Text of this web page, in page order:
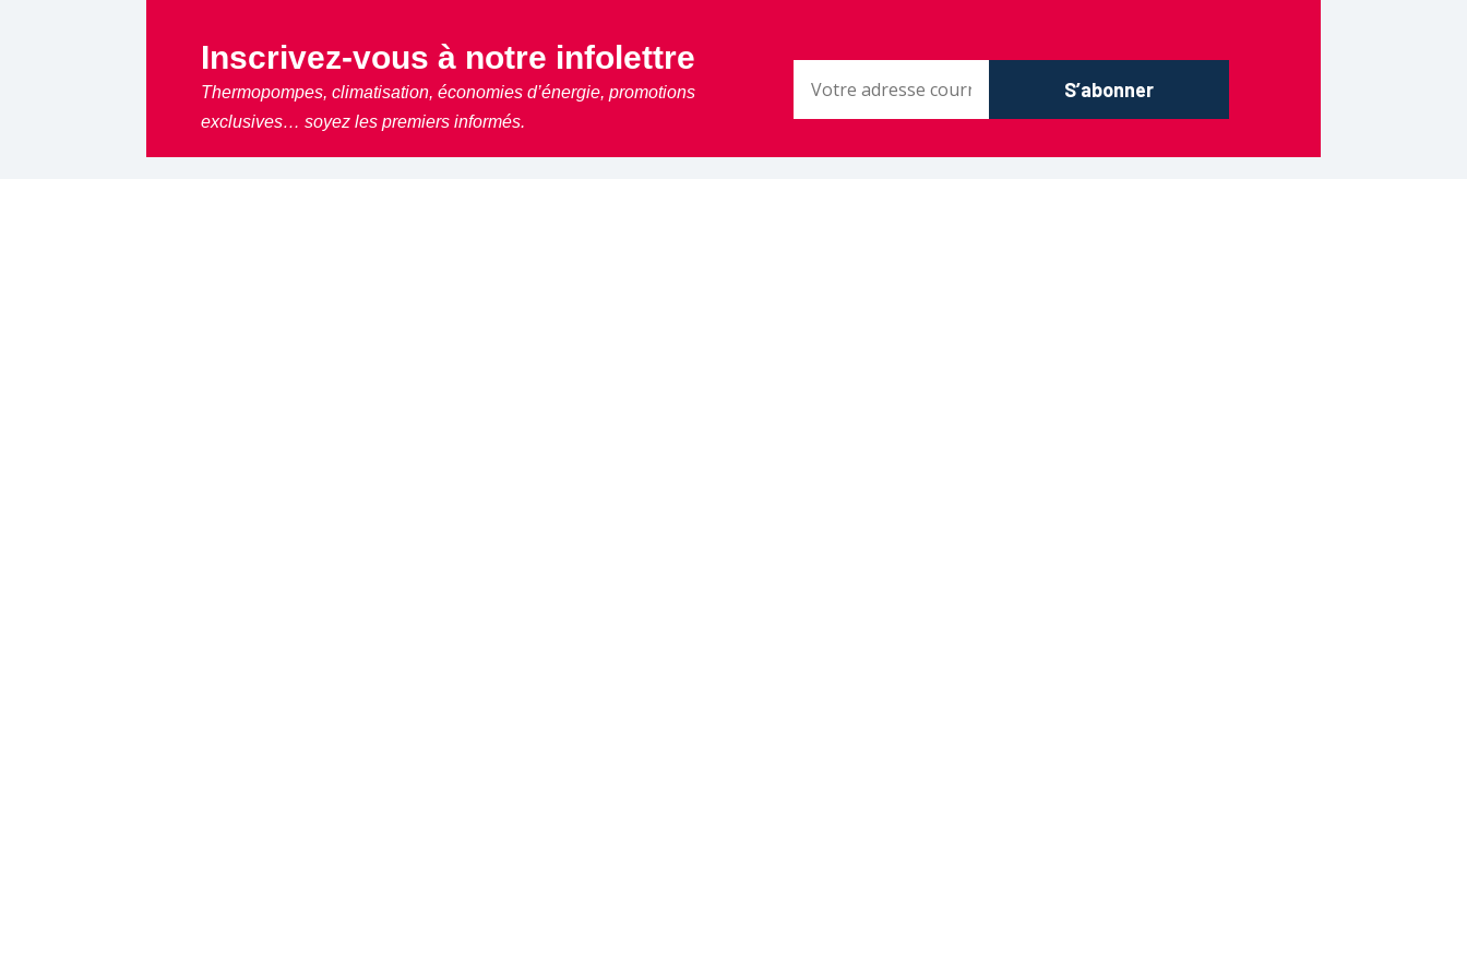
Inscrivez-vous à notre infolettre
Thermopompes, climatisation, économies d’énergie, promotions
exclusives… soyez les premiers informés.